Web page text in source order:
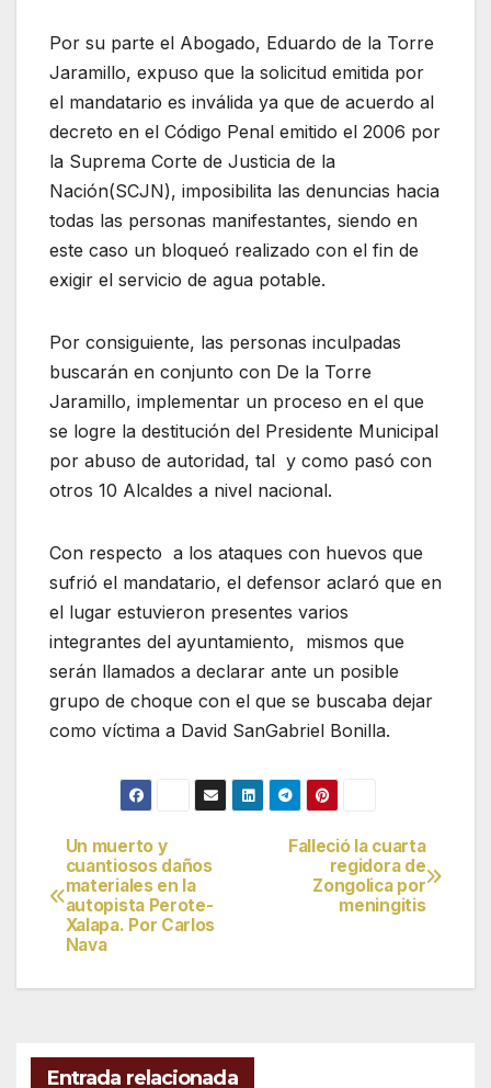
Por su parte el Abogado, Eduardo de la Torre
Jaramillo, expuso que la solicitud emitida por
el mandatario es inválida ya que de acuerdo al
decreto en el Código Penal emitido el 2006 por
la Suprema Corte de Justicia de la
Nación(SCJN), imposibilita las denuncias hacia
todas las personas manifestantes, siendo en
este caso un bloqueó realizado con el fin de
exigir el servicio de agua potable.
Por consiguiente, las personas inculpadas
buscarán en conjunto con De la Torre
Jaramillo, implementar un proceso en el que
se logre la destitución del Presidente Municipal
por abuso de autoridad, tal y como pasó con
otros 10 Alcaldes a nivel nacional.
Con respecto a los ataques con huevos que
sufrió el mandatario, el defensor aclaró que en
el lugar estuvieron presentes varios
integrantes del ayuntamiento, mismos que
serán llamados a declarar ante un posible
grupo de choque con el que se buscaba dejar
como víctima a David SanGabriel Bonilla.
Navegación
de
entradas
Falleció la cuarta
regidora de
Zongolica por
meningitis
Un muerto y
cuantiosos daños
materiales en la
autopista Perote-
Xalapa. Por Carlos
Nava
Entrada relacionada